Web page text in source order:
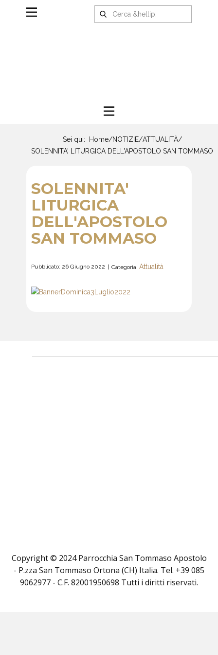
Sei qui: Home/NOTIZIE/ATTUALITÀ/
SOLENNITA' LITURGICA DELL'APOSTOLO SAN TOMMASO
SOLENNITA'
LITURGICA
DELL'APOSTOLO
SAN TOMMASO
Pubblicato: 26 Giugno 2022 Categoria: Attualità
Copyright © 2024 Parrocchia San Tommaso Apostolo
- P.zza San Tommaso Ortona (CH) Italia. Tel. +39 085
9062977 - C.F. 82001950698 Tutti i diritti riservati.